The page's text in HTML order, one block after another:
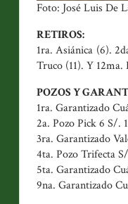
Foto: José Luis De
RETIROS:
1ra. Asiánica (6).
Truco (11). Y
POZOS Y
1ra. Garantizado
2a. Pozo Pick 6 S/.
3ra. Garantizado
4ta. Pozo Trifecta
5ta. Garantizado
9na. Garantizado